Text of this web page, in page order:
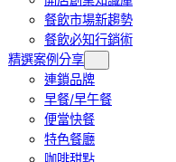
餐飲市場新趨勢
餐飲必知行銷術
精選案例分享
連鎖品牌
早餐/早午餐
便當快餐
特色餐廳
咖啡甜點